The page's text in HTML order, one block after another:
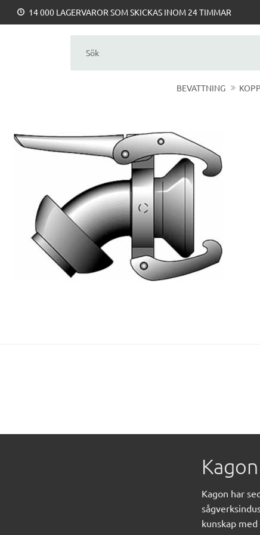
14 000 LAGERVAROR SOM SKICKAS INOM 24 TIMMAR
BEVATTNING
Kagon har
kunskap